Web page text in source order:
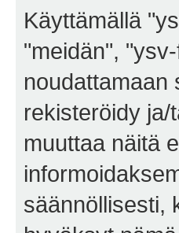
Käyttämällä
"meidän",
noudattamaan
rekisteröidy
muuttaa näitä
säännöllisesti,